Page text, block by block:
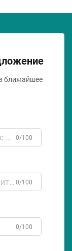
ближайшее
0/100
0/100
0/100